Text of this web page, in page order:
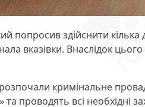
попросив здійснити
вказівки. Внаслідок
розпочали кримінальне
проводять всі необхідні